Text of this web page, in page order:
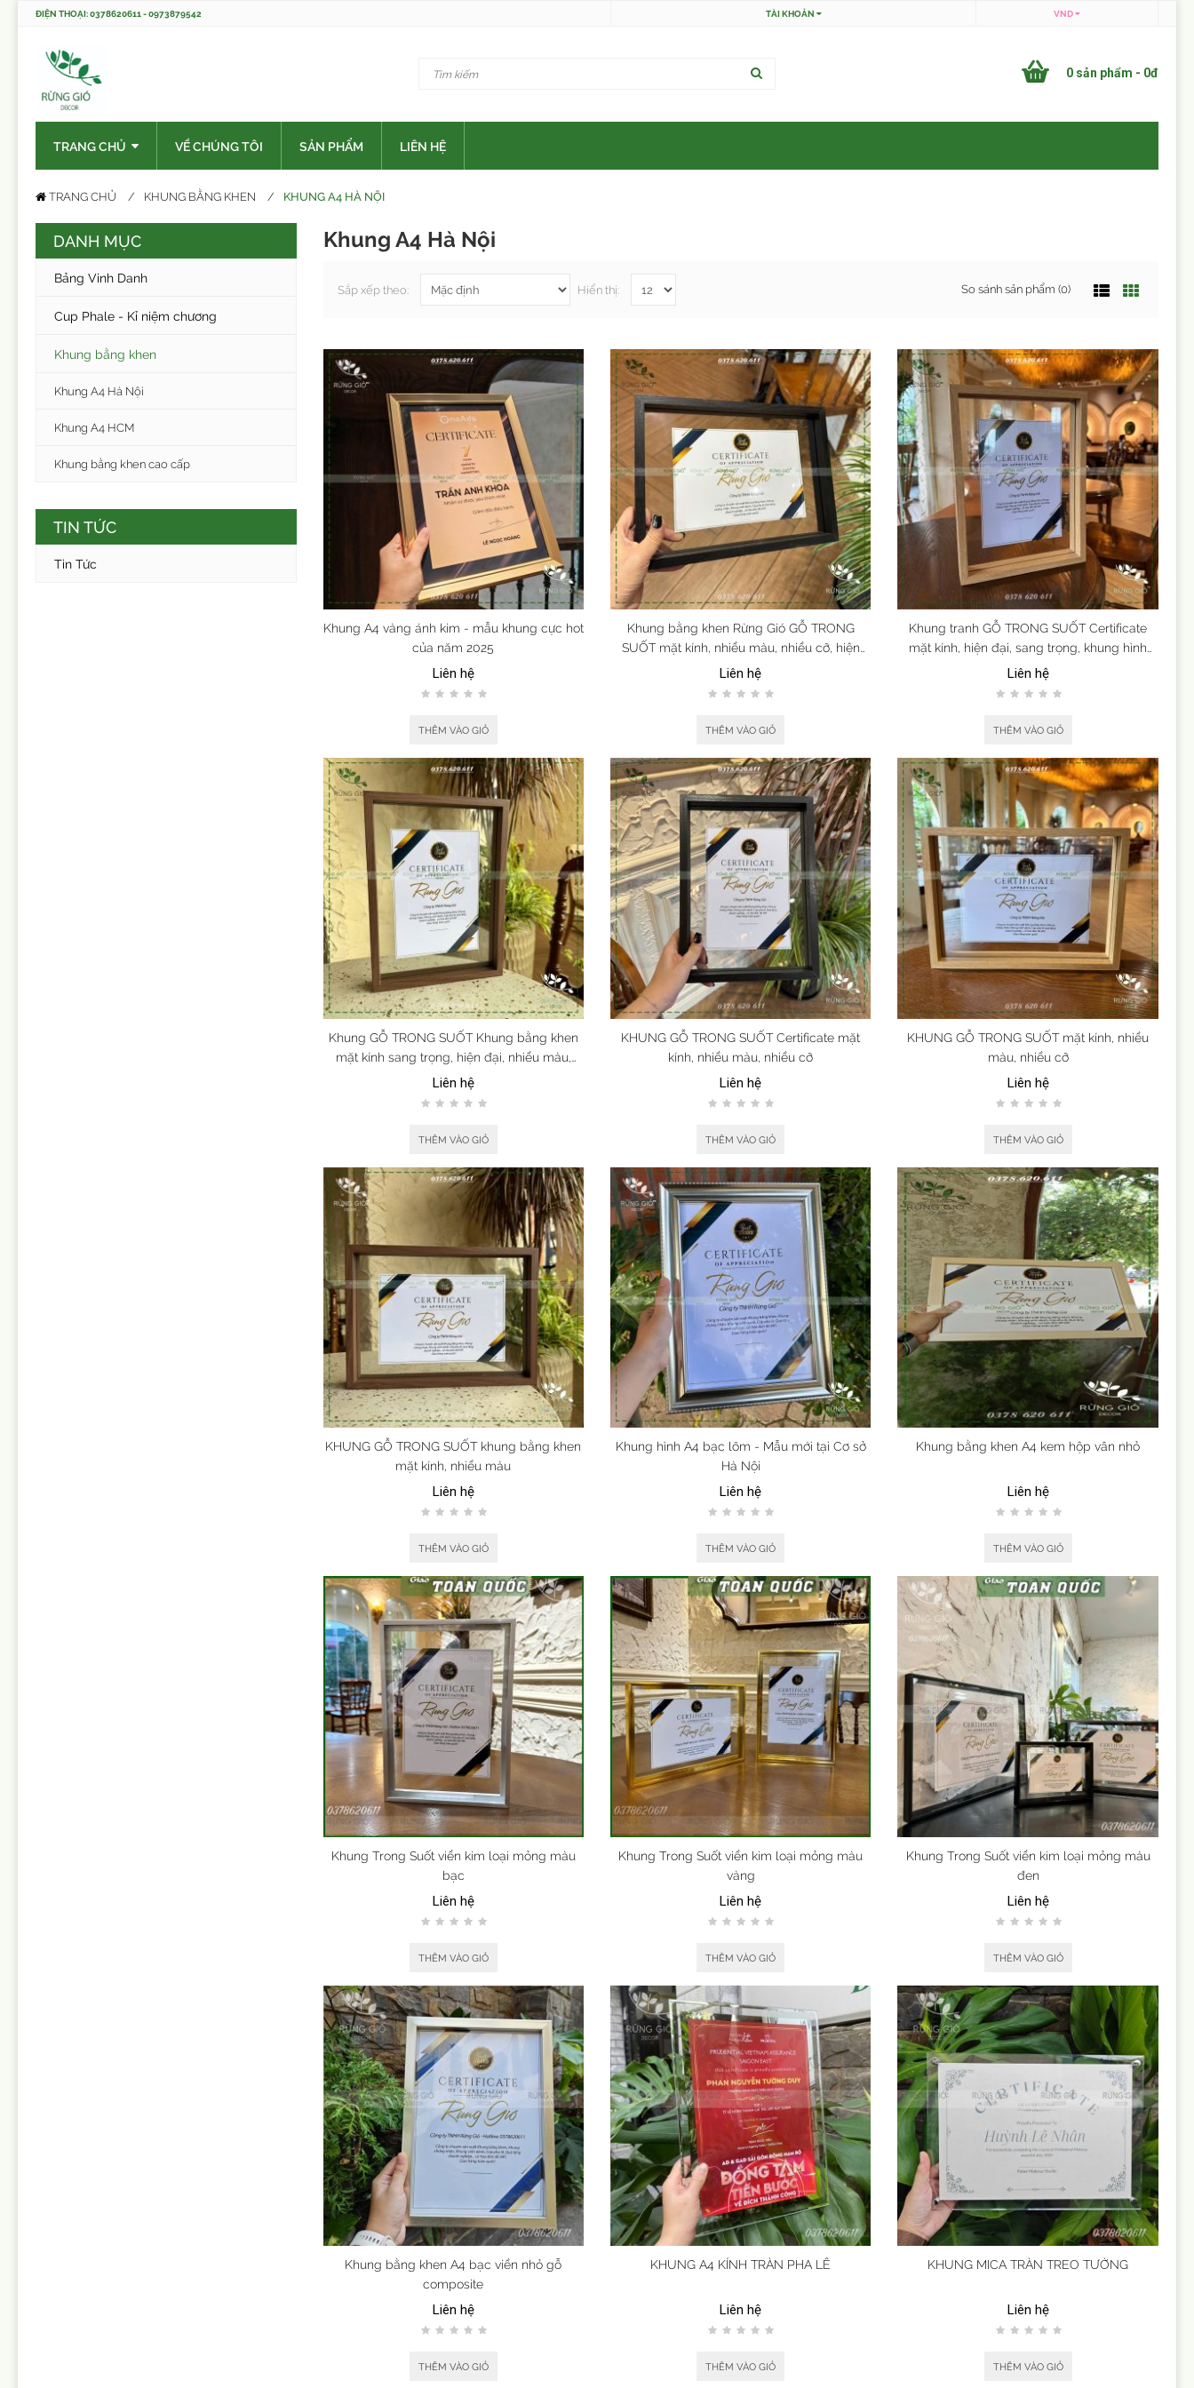
ĐIỆN THOẠI: 0378620611 - 0973879542 TÀI KHOẢN VND
0 sản phẩm - 0đ
TRANG CHỦ VỀ CHÚNG TÔI SẢN PHẨM LIÊN HỆ
TRANG CHỦ KHUNG BẰNG KHEN KHUNG A4 HÀ NỘI
DANH MỤC
Bảng Vinh Danh
Cup Phale - Kỉ niệm chương
Khung bằng khen
Khung A4 Hà Nội
Khung A4 HCM
Khung bằng khen cao cấp
TIN TỨC
Tin Tức
Khung A4 Hà Nội
So sánh sản phẩm (0)
Sắp xếp theo: Hiển thị:
Khung A4 vàng ánh kim - mẫu khung cực hot
của năm 2025
Liên hệ
THÊM VÀO GIỎ
Khung bằng khen Rừng Gió GỖ TRONG
SUỐT mặt kính, nhiều màu, nhiều cỡ, hiện
đại, tinh tế
Liên hệ
THÊM VÀO GIỎ
Khung tranh GỖ TRONG SUỐT Certificate
mặt kính, hiện đại, sang trọng, khung hình
nhiều màu, nhiều cỡ
Liên hệ
THÊM VÀO GIỎ
Khung GỖ TRONG SUỐT Khung bằng khen
mặt kính sang trọng, hiện đại, nhiều màu,
nhiều cỡ
Liên hệ
THÊM VÀO GIỎ
KHUNG GỖ TRONG SUỐT Certificate mặt
kính, nhiều màu, nhiều cỡ
Liên hệ
THÊM VÀO GIỎ
KHUNG GỖ TRONG SUỐT mặt kính, nhiều
màu, nhiều cỡ
Liên hệ
THÊM VÀO GIỎ
KHUNG GỖ TRONG SUỐT khung bằng khen
mặt kính, nhiều màu
Liên hệ
THÊM VÀO GIỎ
Khung hình A4 bạc lõm - Mẫu mới tại Cơ sở
Hà Nội
Liên hệ
THÊM VÀO GIỎ
Khung bằng khen A4 kem hộp vân nhỏ
Liên hệ
THÊM VÀO GIỎ
Khung Trong Suốt viền kim loại mỏng màu
bạc
Liên hệ
THÊM VÀO GIỎ
Khung Trong Suốt viền kim loại mỏng màu
vàng
Liên hệ
THÊM VÀO GIỎ
Khung Trong Suốt viền kim loại mỏng màu
đen
Liên hệ
THÊM VÀO GIỎ
Khung bằng khen A4 bạc viền nhỏ gỗ
composite
Liên hệ
THÊM VÀO GIỎ
KHUNG A4 KÍNH TRÀN PHA LÊ
Liên hệ
THÊM VÀO GIỎ
KHUNG MICA TRÀN TREO TƯỜNG
Liên hệ
THÊM VÀO GIỎ